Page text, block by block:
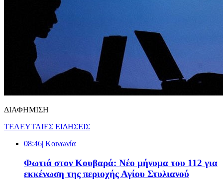
ΔΙΑΦΗΜΙΣΗ
ΤΕΛΕΥΤΑΙΕΣ ΕΙΔΗΣΕΙΣ
08:46| Κοινωνία
Φωτιά στον Κουβαρά: Νέο μήνυμα του 112 για
εκκένωση της περιοχής Αγίου Στυλιανού